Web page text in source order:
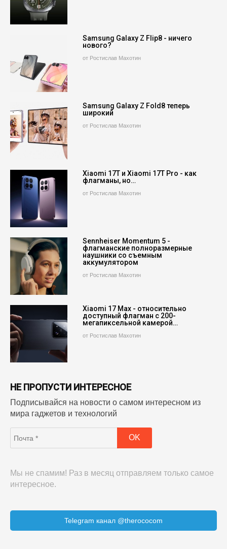
Samsung Galaxy Z Flip8 - ничего
нового?
от Ростислав Махотин
Samsung Galaxy Z Fold8 теперь
широкий
от Ростислав Махотин
Xiaomi 17T и Xiaomi 17T Pro - как
флагманы, но…
от Ростислав Махотин
Sennheiser Momentum 5 -
флагманские полноразмерные
наушники со съемным
аккумулятором
от Ростислав Махотин
Xiaomi 17 Max - относительно
доступный флагман с 200-
мегапиксельной камерой…
от Ростислав Махотин
НЕ ПРОПУСТИ ИНТЕРЕСНОЕ
Подписывайся на новости о самом интересном из
мира гаджетов и технологий
Мы не спамим! Раз в месяц отправляем только самое
интересное.
Telegram канал @therococom